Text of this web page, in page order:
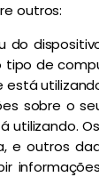
outros:
do
de
sobre o
utilizando.
e outros